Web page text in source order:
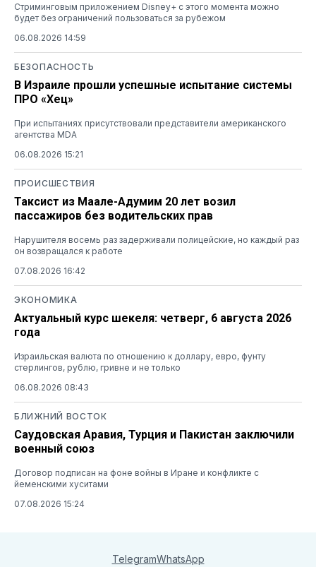
Стриминговым приложением Disney+ с этого момента можно
будет без ограничений пользоваться за рубежом
06.08.2026 14:59
БЕЗОПАСНОСТЬ
В Израиле прошли успешные испытание системы
ПРО «Хец»
При испытаниях присутствовали представители американского
агентства MDA
06.08.2026 15:21
ПРОИСШЕСТВИЯ
Таксист из Маале-Адумим 20 лет возил
пассажиров без водительских прав
Нарушителя восемь раз задерживали полицейские, но каждый раз
он возвращался к работе
07.08.2026 16:42
ЭКОНОМИКА
Актуальный курс шекеля: четверг, 6 августа 2026
года
Израильская валюта по отношению к доллару, евро, фунту
стерлингов, рублю, гривне и не только
06.08.2026 08:43
БЛИЖНИЙ ВОСТОК
Саудовская Аравия, Турция и Пакистан заключили
военный союз
Договор подписан на фоне войны в Иране и конфликте с
йеменскими хуситами
07.08.2026 15:24
TelegramWhatsApp